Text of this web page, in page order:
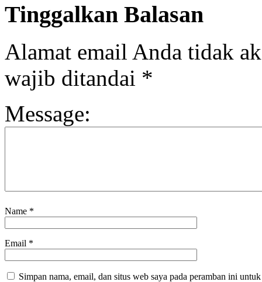
Tinggalkan Balasan
Alamat email Anda tidak
wajib ditandai *
Message:
Name *
Email *
Simpan nama, email, dan situs web saya pada peramban ini